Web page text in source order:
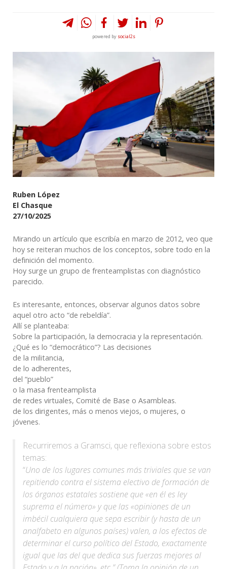
powered by social2s
Ruben López
El Chasque
27/10/2025
Mirando un artículo que escribía en marzo de 2012, veo que
hoy se reiteran muchos de los conceptos, sobre todo en la
definición del momento.
Hoy surge un grupo de frenteamplistas con diagnóstico
parecido.
Es interesante, entonces, observar algunos datos sobre
aquel otro acto “de rebeldía”.
Allí se planteaba:
Sobre la participación, la democracia y la representación.
¿Qué es lo “democrático”? Las decisiones
de la militancia,
de lo adherentes,
del “pueblo”
o la masa frenteamplista
de redes virtuales, Comité de Base o Asambleas.
de los dirigentes, más o menos viejos, o mujeres, o
jóvenes.
Recurriremos a Gramsci, que reflexiona sobre estos
temas:
“Uno de los lugares comunes más triviales que se van
repitiendo contra el sistema electivo de formación de
los órganos estatales sostiene que «en él es ley
suprema el número» y que las «opiniones de un
imbécil cualquiera que sepa escribir (y hasta de un
analfabeto en algunos países) valen, a los efectos de
determinar el curso político del Estado, exactamente
igual que las del que dedica sus fuerzas mejores al